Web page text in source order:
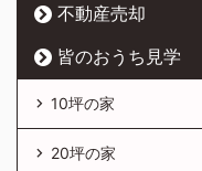
不動産売却
皆のおうち見学
10坪の家
20坪の家